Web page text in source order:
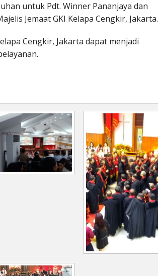
untuk Pdt. Winner Pananjaya dan
Jemaat GKI Kelapa Cengkir, Jakarta.
Cengkir, Jakarta dapat menjadi